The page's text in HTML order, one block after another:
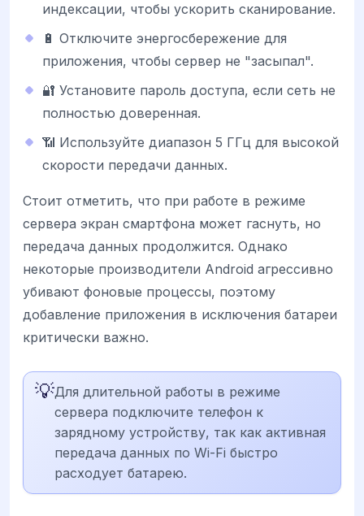
индексации, чтобы ускорить сканирование.
🔋 Отключите энергосбережение для
приложения, чтобы сервер не "засыпал".
🔐 Установите пароль доступа, если сеть не
полностью доверенная.
📶 Используйте диапазон 5 ГГц для высокой
скорости передачи данных.
Стоит отметить, что при работе в режиме
сервера экран смартфона может гаснуть, но
передача данных продолжится. Однако
некоторые производители Android агрессивно
убивают фоновые процессы, поэтому
добавление приложения в исключения батареи
критически важно.
💡Для длительной работы в режиме
сервера подключите телефон к
зарядному устройству, так как активная
передача данных по Wi-Fi быстро
расходует батарею.